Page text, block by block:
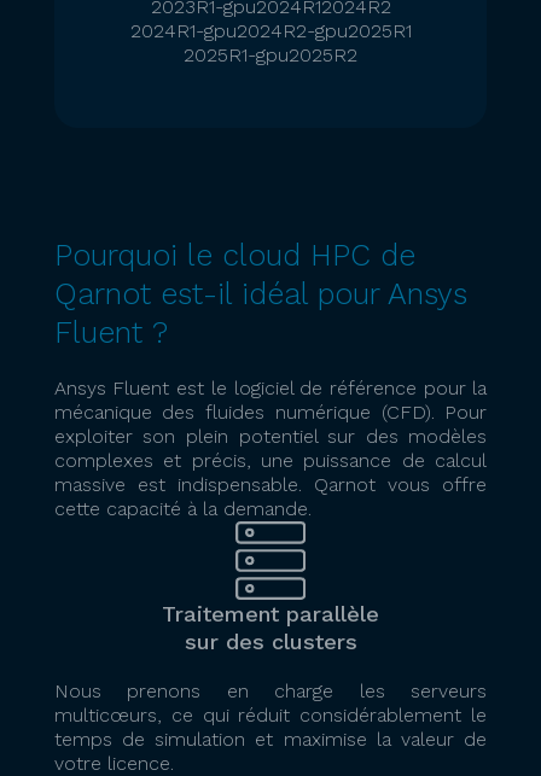
2023R1-gpu2024R12024R2
2024R1-gpu2024R2-gpu2025R1
2025R1-gpu2025R2
Pourquoi le cloud HPC de
Qarnot est-il idéal pour Ansys
Fluent ?
Ansys Fluent est le logiciel de référence pour la
mécanique des fluides numérique (CFD). Pour
exploiter son plein potentiel sur des modèles
complexes et précis, une puissance de calcul
massive est indispensable. Qarnot vous offre
cette capacité à la demande.
Traitement parallèle
sur des clusters
Nous prenons en charge les serveurs
multicœurs, ce qui réduit considérablement le
temps de simulation et maximise la valeur de
votre licence.